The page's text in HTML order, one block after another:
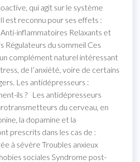
qui agit sur le système
est reconnu pour ses effets :
inflammatoires Relaxants et
Régulateurs du sommeil Ces
complément naturel intéressant
de l’anxiété, voire de certains
Les antidépresseurs :
ils ? Les antidépresseurs
du cerveau, en
la dopamine et la
prescrits dans les cas de :
à sévère Troubles anxieux
sociales Syndrome post-